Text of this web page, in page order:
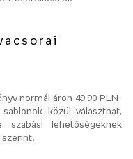
normál áron 49,90 PLN-
közül választhat,
szabási lehetőségeknek
szerint.